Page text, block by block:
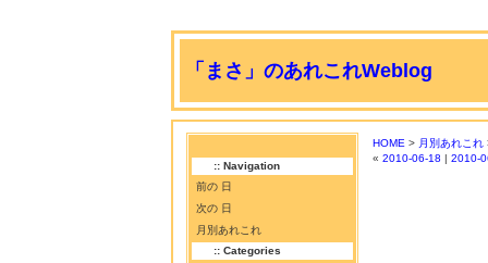
「まさ」のあれこれWeblog
:: Navigation
前の 日
次の 日
月別あれこれ
:: Categories
HOME > 月別あれこれ
« 2010-06-18 | 2010-